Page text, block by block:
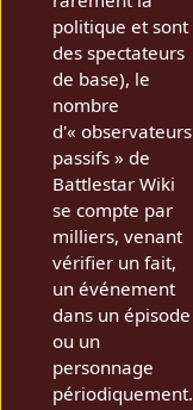
politique et sont
des spectateurs
de base), le
nombre
d'« observateurs
passifs » de
Battlestar Wiki
se compte par
milliers, venant
vérifier un fait,
un événement
dans un épisode
ou un
personnage
périodiquement.